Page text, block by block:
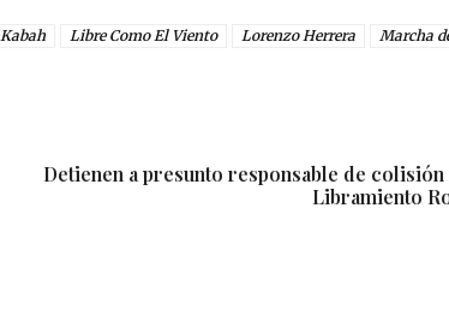
Kabah Libre Como El Viento Lorenzo Herrera
Marcha
Detienen a presunto responsable de
Libramiento